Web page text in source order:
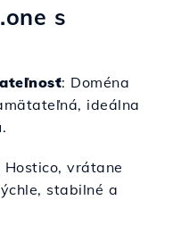
s
: Doména
ideálna
vrátane
stabilné a